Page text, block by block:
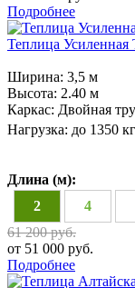
Подробнее
Теплица Усиленная
Ширина: 3,5 м
Высота: 2.40 м
Каркас: Двойная
Нагрузка: до 1350
Длина (м):
2
4
61 200 руб.
от 51 000 руб.
Подробнее